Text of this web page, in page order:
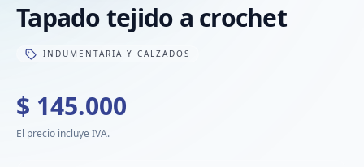
Tapado tejido a crochet
INDUMENTARIA Y CALZADOS
$ 145.000
El precio incluye IVA.